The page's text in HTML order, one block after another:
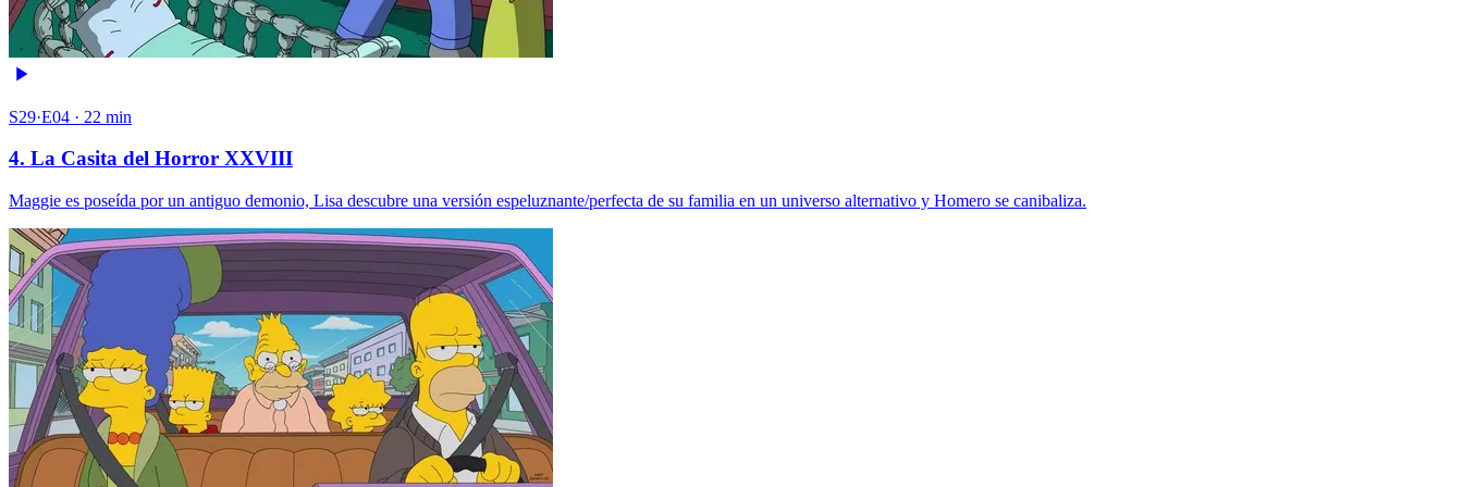
S29·E04 · 22 min
4. La Casita del Horror XXVIII
Maggie es poseída por un antiguo demonio, Lisa descubre una versión espeluznante/perfecta de su familia en un universo alternativo y Homero se canibaliza.